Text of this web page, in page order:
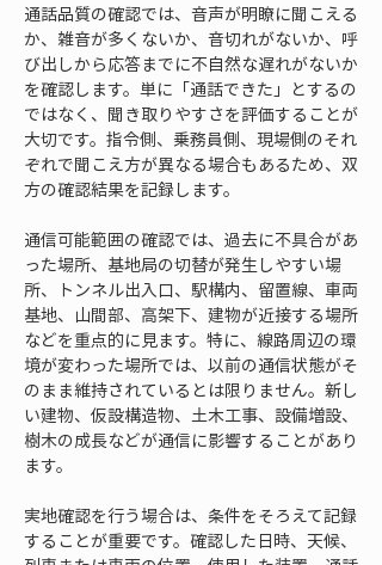
通話品質の確認では、音声が明瞭に聞こえる
か、雑音が多くないか、音切れがないか、呼
び出しから応答までに不自然な遅れがないか
を確認します。単に「通話できた」とするの
ではなく、聞き取りやすさを評価することが
大切です。指令側、乗務員側、現場側のそれ
ぞれで聞こえ方が異なる場合もあるため、双
方の確認結果を記録します。
通信可能範囲の確認では、過去に不具合があ
った場所、基地局の切替が発生しやすい場
所、トンネル出入口、駅構内、留置線、車両
基地、山間部、高架下、建物が近接する場所
などを重点的に見ます。特に、線路周辺の環
境が変わった場所では、以前の通信状態がそ
のまま維持されているとは限りません。新し
い建物、仮設構造物、土木工事、設備増設、
樹木の成長などが通信に影響することがあり
ます。
実地確認を行う場合は、条件をそろえて記録
することが重要です。確認した日時、天候、